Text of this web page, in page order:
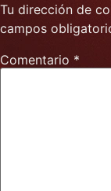
Tu dirección de
campos
Comentario *